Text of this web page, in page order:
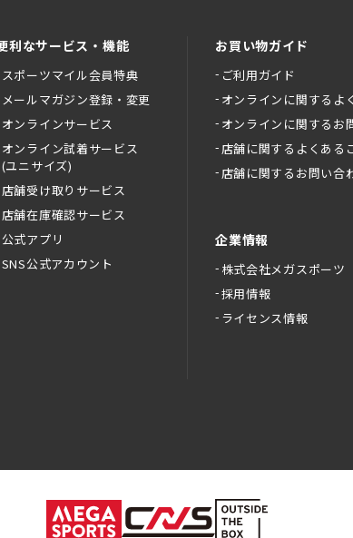
利なサービス・機能
スポーツマイル会員特典
メールマガジン登録・変更
オンラインサービス
オンライン試着サービス
(ユニサイズ)
店舗受け取りサービス
店舗在庫確認サービス
公式アプリ
SNS公式アカウント
お買い物ガイド
ご利用ガイド
オンラインに関するよ
オンラインに関するお
店舗に関するよくある
店舗に関するお問い合
企業情報
株式会社メガスポーツ
採用情報
ライセンス情報